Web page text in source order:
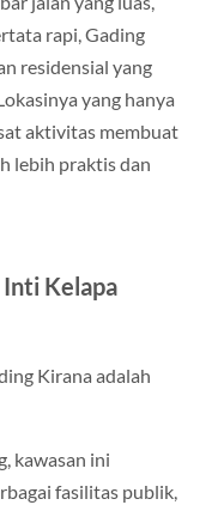
rapi, Gading
residensial yang
yang hanya
aktivitas membuat
lebih praktis dan
Inti Kelapa
Kirana adalah
kawasan ini
fasilitas publik,